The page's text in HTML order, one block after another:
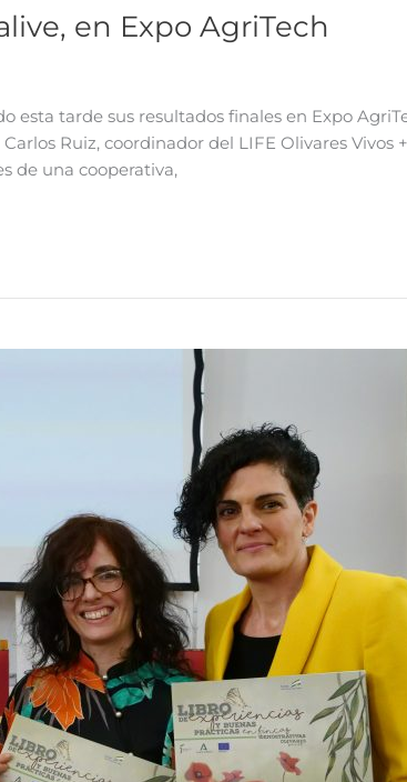
en Expo AgriTech
esta tarde sus resultados finales en Expo
Ruiz, coordinador del LIFE Olivares
de una cooperativa,